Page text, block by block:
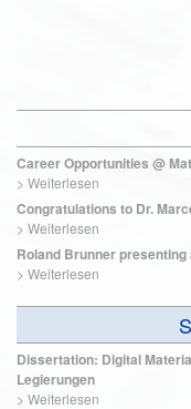
Career Opportunities @
> Weiterlesen
Congratulations to Dr.
> Weiterlesen
Roland Brunner presenting
> Weiterlesen
Dissertation: Digital
Legierungen
> Weiterlesen